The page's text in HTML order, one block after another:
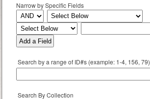
Narrow by Specific Fields
Add a Field
Search by a range of ID#s (example: 1-4, 156, 79)
Search By Collection